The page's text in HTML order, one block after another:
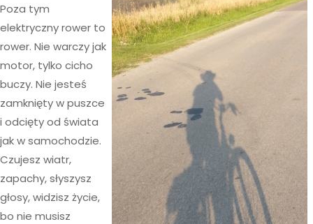
Poza tym
elektryczny rower to
rower. Nie warczy jak
motor, tylko cicho
buczy. Nie jesteś
zamknięty w puszce
i odcięty od świata
jak w samochodzie.
Czujesz wiatr,
zapachy, słyszysz
głosy, widzisz życie,
bo nie musisz